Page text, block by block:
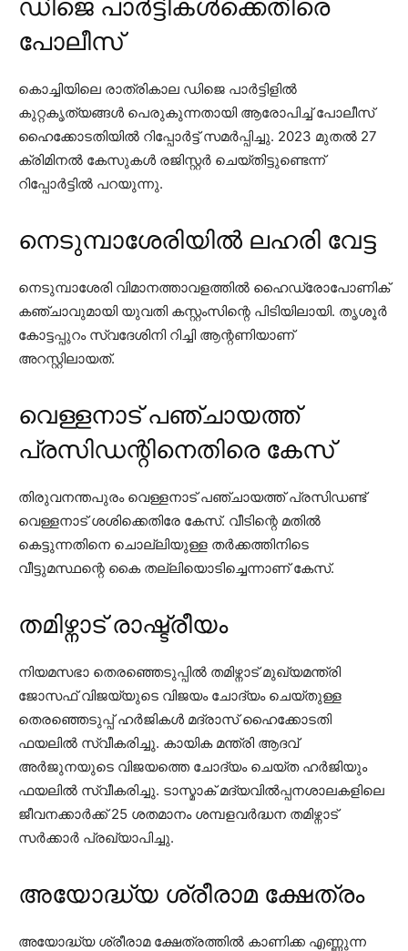
ഡിജെ പാർട്ടികൾക്കെതിരെ
പോലീസ്
കൊച്ചിയിലെ രാത്രികാല ഡിജെ പാർട്ടിളിൽ
കുറ്റകൃത്യങ്ങൾ പെരുകുന്നതായി ആരോപിച്ച് പോലീസ്
ഹൈക്കോടതിയിൽ റിപ്പോർട്ട് സമർപ്പിച്ചു. 2023 മുതൽ 27
ക്രിമിനൽ കേസുകൾ രജിസ്റ്റർ ചെയ്തിട്ടുണ്ടെന്ന്
റിപ്പോർട്ടിൽ പറയുന്നു.
നെടുമ്പാശേരിയിൽ ലഹരി വേട്ട
നെടുമ്പാശേരി വിമാനത്താവളത്തിൽ ഹൈഡ്രോപോണിക്
കഞ്ചാവുമായി യുവതി കസ്റ്റംസിന്റെ പിടിയിലായി. തൃശൂർ
കോട്ടപ്പുറം സ്വദേശിനി റിച്ചി ആന്റണിയാണ്
അറസ്റ്റിലായത്.
വെള്ളനാട് പഞ്ചായത്ത്
പ്രസിഡന്റിനെതിരെ കേസ്
തിരുവനന്തപുരം വെള്ളനാട് പഞ്ചായത്ത് പ്രസിഡണ്ട്
വെള്ളനാട് ശശിക്കെതിരേ കേസ്. വീടിന്റെ മതിൽ
കെട്ടുന്നതിനെ ചൊല്ലിയുള്ള തർക്കത്തിനിടെ
വീട്ടുമസ്ഥന്റെ കൈ തല്ലിയൊടിച്ചെന്നാണ് കേസ്.
തമിഴ്നാട് രാഷ്ട്രീയം
നിയമസഭാ തെരഞ്ഞെടുപ്പിൽ തമിഴ്നാട് മുഖ്യമന്ത്രി
ജോസഫ് വിജയ്യുടെ വിജയം ചോദ്യം ചെയ്തുള്ള
തെരഞ്ഞെടുപ്പ് ഹർജികൾ മദ്രാസ് ഹൈക്കോടതി
ഫയലിൽ സ്വീകരിച്ചു. കായിക മന്ത്രി ആദവ്
അർജുനയുടെ വിജയത്തെ ചോദ്യം ചെയ്ത ഹർജിയും
ഫയലിൽ സ്വീകരിച്ചു. ടാസ്മാക് മദ്യവിൽപ്പനശാലകളിലെ
ജീവനക്കാർക്ക് 25 ശതമാനം ശമ്പളവർദ്ധന തമിഴ്നാട്
സർക്കാർ പ്രഖ്യാപിച്ചു.
അയോദ്ധ്യ ശ്രീരാമ ക്ഷേത്രം
അയോദ്ധ്യ ശ്രീരാമ ക്ഷേത്രത്തിൽ കാണിക്ക എണ്ണുന്ന